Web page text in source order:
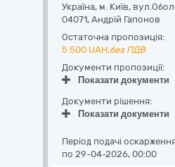
Україна, м. Київ,
04071, Андрій Гапонов
Остаточна пропозиція:
5 500 UAH,без ПДВ
Документи пропозиції:
Показати документи
Документи рішення:
Показати документи
Період подачі
по 29-04-2026, 00:00